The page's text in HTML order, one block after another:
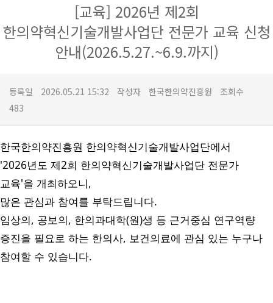
[교육] 2026년 제2회
한의약혁신기술개발사업단 전문가 교육 신청
안내(2026.5.27.~6.9.까지)
등록일 2026.05.21 15:32 작성자 한국한의약진흥원
조회수
483
한국한의약진흥원 한의약혁신기술개발사업단에서
'2026년도 제2회 한의약혁신기술개발사업단 전문가
교육'을 개최하오니,
많은 관심과 참여를 부탁드립니다.
임상의, 공보의, 한의과대학(원)생 등 근거중심 연구역량
증진을 필요로 하는 한의사, 보건의료에 관심 있는 누구나
참여할 수 있습니다.